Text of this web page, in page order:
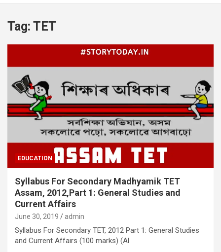
Tag: TET
EDUCATION
Syllabus For Secondary Madhyamik TET
Assam, 2012,Part 1: General Studies and
Current Affairs
June 30, 2019 admin
Syllabus For Secondary TET, 2012 Part 1: General Studies
and Current Affairs (100 marks) (Al